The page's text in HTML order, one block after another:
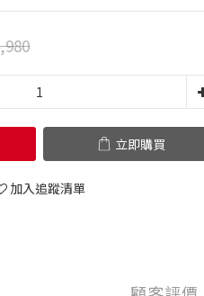
立即購買
加入追蹤清單